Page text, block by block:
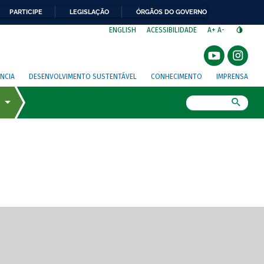
PARTICIPE LEGISLAÇÃO ÓRGÃOS DO GOVERNO
ENGLISH ACESSIBILIDADE A+ A-
DESENVOLVIMENTO SUSTENTÁVEL CONHECIMENTO IMPRENSA
de tela